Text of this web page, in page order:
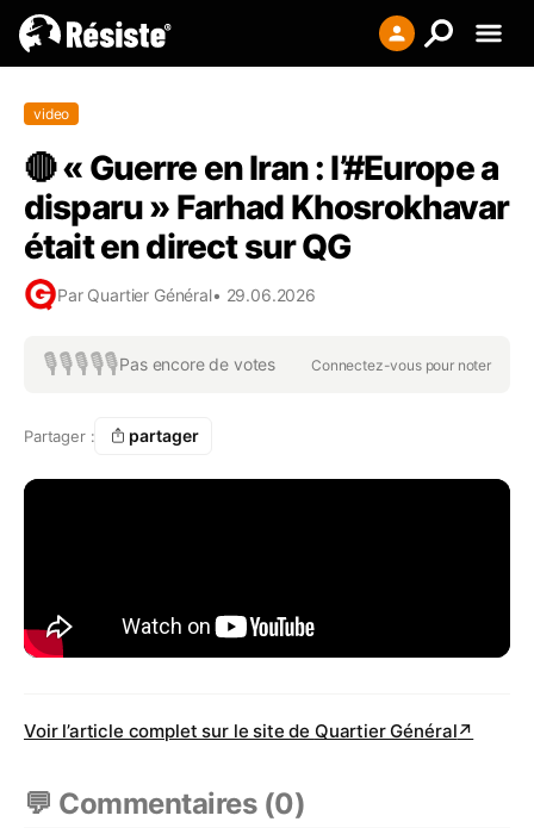
S'enregistrer
video
🔴 « Guerre en Iran : l’#Europe a
disparu » Farhad Khosrokhavar
était en direct sur QG
Par Quartier Général• 29.06.2026
🎙️🎙️🎙️🎙️🎙️Pas encore de votes Connectez-vous pour noter
Partager : partager
Voir l’article complet sur le site de Quartier Général↗
💬 Commentaires (0)